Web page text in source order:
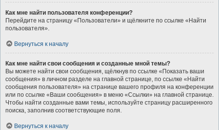
Как мне найти пользователя конференции?
Перейдите на страницу «Пользователи» и щёлкните по ссылке «Найти
пользователя».
Вернуться к началу
Как мне найти свои сообщения и созданные мной темы?
Вы можете найти свои сообщения, щёлкнув по ссылке «Показать ваши
сообщения» в личном разделе на главной странице, по ссылке «Найти
сообщения пользователя» на странице вашего профиля на конференции
или по ссылке «Ваши сообщения» в меню «Ссылки» на главной странице.
Чтобы найти созданные вами темы, используйте страницу расширенного
поиска, заполнив соответствующие поля.
Вернуться к началу